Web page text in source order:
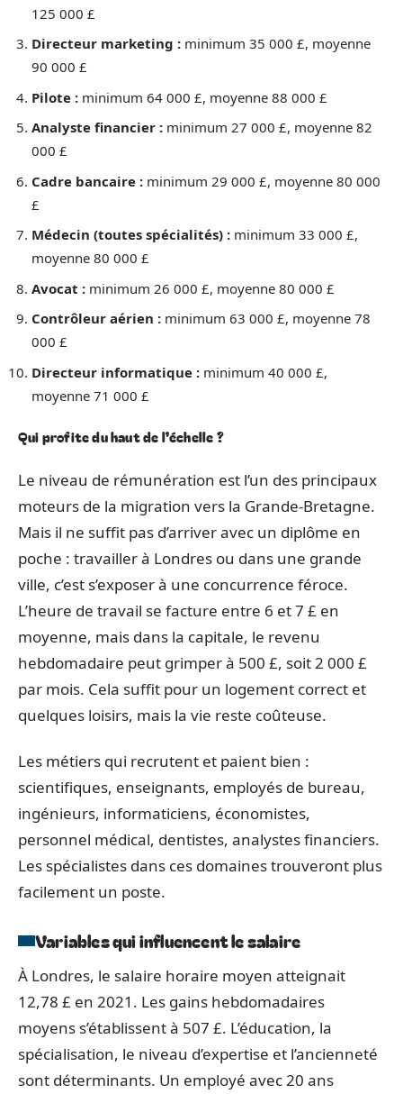
125 000 £
Directeur marketing : minimum 35 000 £, moyenne
90 000 £
Pilote : minimum 64 000 £, moyenne 88 000 £
Analyste financier : minimum 27 000 £, moyenne 82
000 £
Cadre bancaire : minimum 29 000 £, moyenne 80 000
£
Médecin (toutes spécialités) : minimum 33 000 £,
moyenne 80 000 £
Avocat : minimum 26 000 £, moyenne 80 000 £
Contrôleur aérien : minimum 63 000 £, moyenne 78
000 £
Directeur informatique : minimum 40 000 £,
moyenne 71 000 £
Qui profite du haut de l’échelle ?
Le niveau de rémunération est l’un des principaux
moteurs de la migration vers la Grande-Bretagne.
Mais il ne suffit pas d’arriver avec un diplôme en
poche : travailler à Londres ou dans une grande
ville, c’est s’exposer à une concurrence féroce.
L’heure de travail se facture entre 6 et 7 £ en
moyenne, mais dans la capitale, le revenu
hebdomadaire peut grimper à 500 £, soit 2 000 £
par mois. Cela suffit pour un logement correct et
quelques loisirs, mais la vie reste coûteuse.
Les métiers qui recrutent et paient bien :
scientifiques, enseignants, employés de bureau,
ingénieurs, informaticiens, économistes,
personnel médical, dentistes, analystes financiers.
Les spécialistes dans ces domaines trouveront plus
facilement un poste.
Variables qui influencent le salaire
À Londres, le salaire horaire moyen atteignait
12,78 £ en 2021. Les gains hebdomadaires
moyens s’établissent à 507 £. L’éducation, la
spécialisation, le niveau d’expertise et l’ancienneté
sont déterminants. Un employé avec 20 ans